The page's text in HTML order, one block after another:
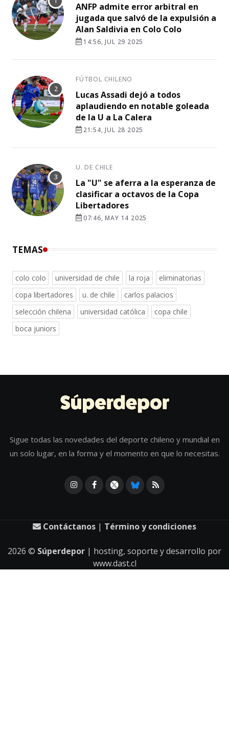
ANFP admite error arbitral en
jugada que salvó de la expulsión a
Alan Saldivia en Colo Colo
14:56, JUL 29 2025
FÚTBOL CHILENO
Lucas Assadi dejó a todos
aplaudiendo en notable goleada
de la U a La Calera
21:54, JUL 28 2025
U. DE CHILE
La "U" se aferra a la esperanza de
clasificar a octavos de la Copa
Libertadores
07:46, MAY 14 2025
TEMAS
colo colo universidad de chile la roja
eliminatorias
copa libertadores
u. de chile
carlos palacios
selección chilena
universidad católica
copa chile
boca juniors
Sigue todas las novedades del deporte chileno y mundial en
un solo lugar, en la forma y el momento en que lo necesitas.
Contáctanos | Término y condiciones
2026 © Súperdepor | hosting, soporte y desarrollo por
www.dast.cl